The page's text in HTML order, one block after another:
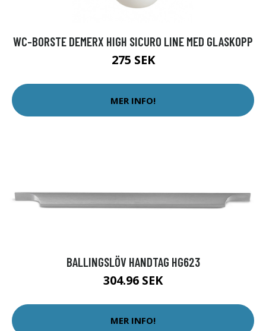
WC-BORSTE DEMERX HIGH SICURO LINE MED GLASKOPP
275 SEK
MER INFO!
BALLINGSLÖV HANDTAG HG623
304.96 SEK
MER INFO!